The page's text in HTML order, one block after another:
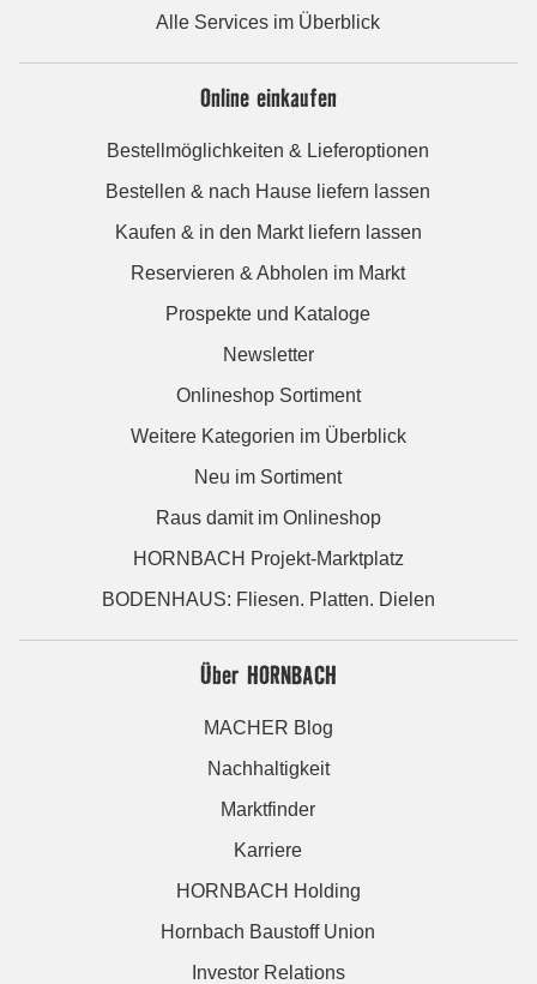
Alle Services im Überblick
Online einkaufen
Bestellmöglichkeiten & Lieferoptionen
Bestellen & nach Hause liefern lassen
Kaufen & in den Markt liefern lassen
Reservieren & Abholen im Markt
Prospekte und Kataloge
Newsletter
Onlineshop Sortiment
Weitere Kategorien im Überblick
Neu im Sortiment
Raus damit im Onlineshop
HORNBACH Projekt-Marktplatz
BODENHAUS: Fliesen. Platten. Dielen
Über HORNBACH
MACHER Blog
Nachhaltigkeit
Marktfinder
Karriere
HORNBACH Holding
Hornbach Baustoff Union
Investor Relations